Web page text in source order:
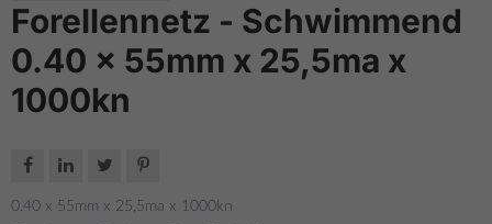
Forellennetz - Schwimmend
0.40 x 55mm x 25,5ma x
1000kn
   
0.40 x 55mm x 25,5ma x 1000kn